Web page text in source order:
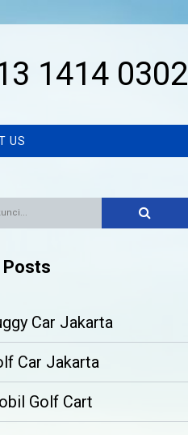
1414 0302
US
Posts
Car Jakarta
Car Jakarta
Golf Cart